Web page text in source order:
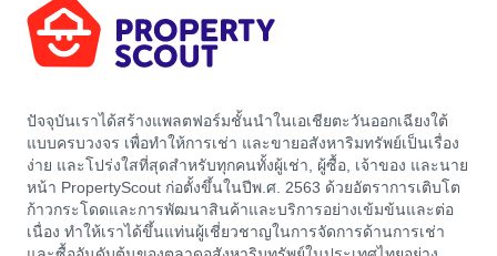
ปัจจุบันเราได้สร้างแพลตฟอร์มชั้นนำในเอเชียตะวันออกเฉียงใต้
แบบครบวงจร เพื่อทำให้การเช่า และขายอสังหาริมทรัพย์เป็นเรื่อง
ง่าย และโปร่งใสที่สุดสำหรับทุกคนทั้งผู้เช่า, ผู้ซื้อ, เจ้าของ และนาย
หน้า PropertyScout ก่อตั้งขึ้นในปีพ.ศ. 2563 ด้วยอัตราการเติบโต
ก้าวกระโดดและการพัฒนาสินค้าและบริการอย่างเข้มข้นและต่อ
เนื่อง ทำให้เราได้ขึ้นแท่นผู้เชี่ยวชาญในการจัดการด้านการเช่า